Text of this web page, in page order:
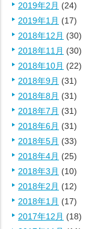
2019年2月 (24)
2019年1月 (17)
2018年12月 (30)
2018年11月 (30)
2018年10月 (22)
2018年9月 (31)
2018年8月 (31)
2018年7月 (31)
2018年6月 (31)
2018年5月 (33)
2018年4月 (25)
2018年3月 (10)
2018年2月 (12)
2018年1月 (17)
2017年12月 (18)